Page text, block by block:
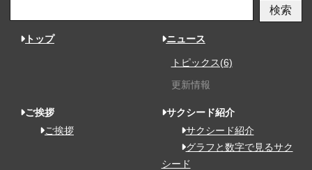
検索
トップ ニュース
トピックス(6)
更新情報
ご挨拶
ご挨拶
サクシード紹介
サクシード紹介
グラフと数字で見るサク
シード